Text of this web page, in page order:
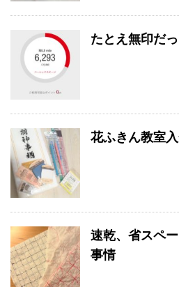
たとえ無印だ
花ふきん教室
速乾、省スペ
事情